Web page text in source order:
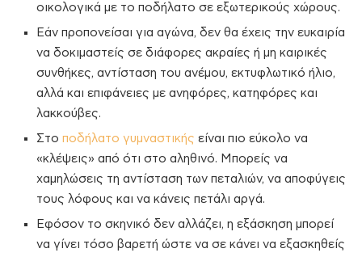
οικολογικά με το ποδήλατο σε εξωτερικούς χώρους.
Εάν προπονείσαι για αγώνα, δεν θα έχεις την ευκαιρία
να δοκιμαστείς σε διάφορες ακραίες ή μη καιρικές
συνθήκες, αντίσταση του ανέμου, εκτυφλωτικό ήλιο,
αλλά και επιφάνειες με ανηφόρες, κατηφόρες και
λακκούβες.
Στο ποδήλατο γυμναστικής είναι πιο εύκολο να
«κλέψεις» από ότι στο αληθινό. Μπορείς να
χαμηλώσεις τη αντίσταση των πεταλιών, να αποφύγεις
τους λόφους και να κάνεις πετάλι αργά.
Εφόσον το σκηνικό δεν αλλάζει, η εξάσκηση μπορεί
να γίνει τόσο βαρετή ώστε να σε κάνει να εξασκηθείς